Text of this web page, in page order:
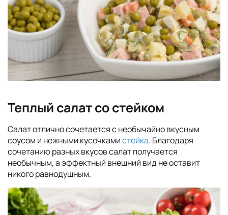
Теплый салат со стейком
Салат отлично сочетается с необычайно вкусным
соусом и нежными кусочкамистейка. Благодаря
сочетанию разных вкусов салат получается
необычным, а эффектный внешний вид не оставит
никого равнодушным.